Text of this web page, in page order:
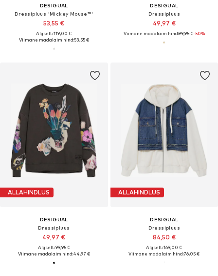
DESIGUAL
Dressipluus 'Mickey Mouse™'
53,55 €
Algselt: 119,00 €
Viimane madalaim hind:53,55 €
DESIGUAL
Dressipluus
49,97 €
Viimane madalaim hind:99,95 €-50%
ALLAHINDLUS
DESIGUAL
Dressipluus
49,97 €
Algselt: 99,95 €
Viimane madalaim hind:44,97 €
ALLAHINDLUS
DESIGUAL
Dressipluus
84,50 €
Algselt: 169,00 €
Viimane madalaim hind:76,05 €